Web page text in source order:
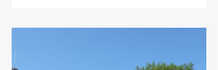
BELANGRIJK